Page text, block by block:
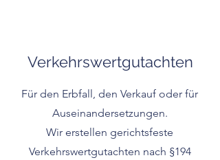
Verkehrswertgutachten
Für den Erbfall, den Verkauf oder für
Auseinandersetzungen.
Wir erstellen gerichtsfeste
Verkehrswertgutachten nach §194